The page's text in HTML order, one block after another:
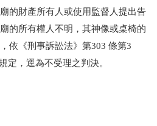
的財產所有人或使用監督人提出告
的所有權人不明，其神像或桌椅的
依《刑事訴訟法》第303 條第3
定，逕為不受理之判決。